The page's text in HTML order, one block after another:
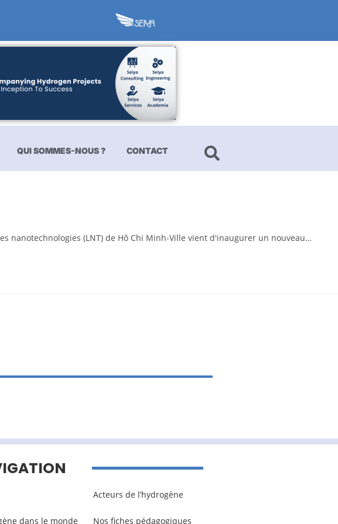
QUI SOMMES-NOUS ? CONTACT
nanotechnologies (LNT) de Hô Chi Minh-Ville vient d'inaugurer un nouveau…
dans le monde
Acteurs de l’hydrogène
Nos fiches pédagogiques